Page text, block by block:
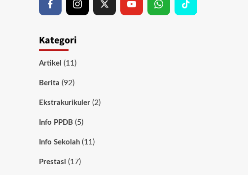
Kategori
Artikel (11)
Berita (92)
Ekstrakurikuler(2)
Info PPDB(5)
Info Sekolah(11)
Prestasi (17)